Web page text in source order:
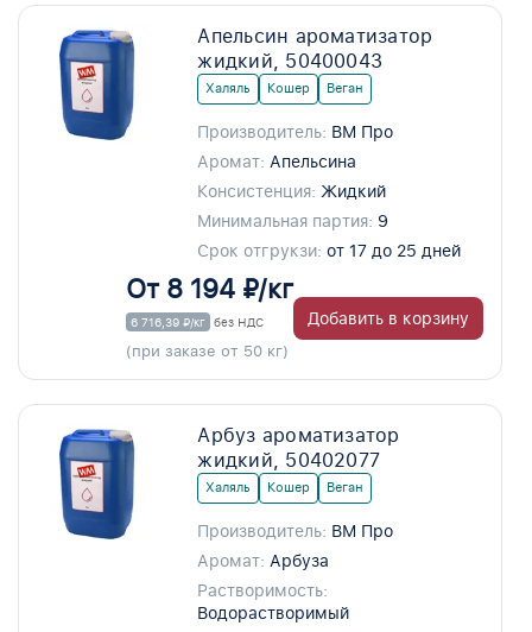
Апельсин ароматизатор
жидкий, 50400043
Халяль Кошер Веган
Производитель: ВМ Про
Аромат: Апельсина
Консистенция: Жидкий
Минимальная партия: 9
Срок отгрукзи: от 17 до 25 дней
От 8 194 ₽/кг
6 716,39 ₽/кг без НДС
(при заказе от 50 кг)
Добавить в корзину
Арбуз ароматизатор
жидкий, 50402077
Халяль Кошер Веган
Производитель: ВМ Про
Аромат: Арбуза
Растворимость:
Водорастворимый